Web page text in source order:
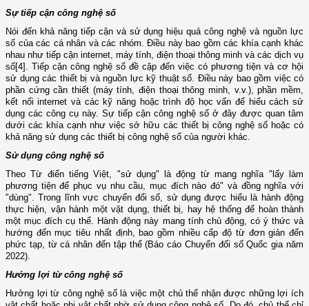
Sự tiếp cận công nghệ số
Nói đến khả năng tiếp cận và sử dụng hiệu quả công nghệ và nguồn lực
số của các cá nhân và các nhóm. Điều này bao gồm các khía cạnh khác
nhau như tiếp cận internet, máy tính, điện thoại thông minh và các dịch vụ
số[4] . Tiếp cận công nghệ số đề cập đến việc có phương tiện và cơ hội
sử dụng các thiết bị và nguồn lực kỹ thuật số. Điều này bao gồm việc có
phần cứng cần thiết (máy tính, điện thoại thông minh, v.v.), phần mềm,
kết nối internet và các kỹ năng hoặc trình độ học vấn để hiểu cách sử
dụng các công cụ này. Sự tiếp cận công nghệ số ở đây được quan tâm
dưới các khía cạnh như việc sở hữu các thiết bị công nghệ số hoặc có
khả năng sử dụng các thiết bị công nghệ số của người khác.
Sử dụng công nghệ số
Theo Từ điển tiếng Việt, "sử dụng" là động từ mang nghĩa "lấy làm
phương tiện để phục vụ nhu cầu, mục đích nào đó" và đồng nghĩa với
"dùng". Trong lĩnh vực chuyển đổi số, sử dụng được hiểu là hành động
thực hiện, vận hành một vật dụng, thiết bị, hay hệ thống để hoàn thành
một mục đích cụ thể. Hành động này mang tính chủ động, có ý thức và
hướng đến mục tiêu nhất định, bao gồm nhiều cấp độ từ đơn giản đến
phức tạp, từ cá nhân đến tập thể (Báo cáo Chuyển đổi số Quốc gia năm
2022).
Hưởng lợi từ công nghệ số
Hưởng lợi từ công nghệ số là việc một chủ thể nhận được những lợi ích